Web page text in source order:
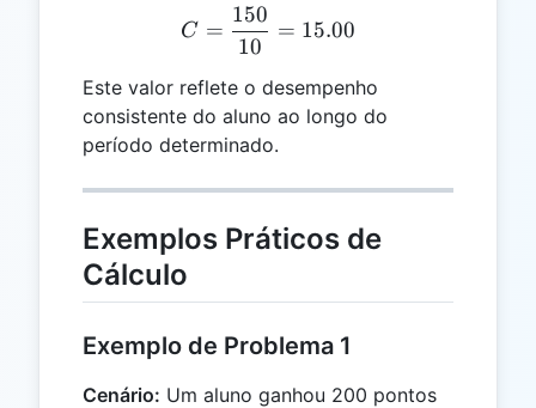
C = \frac{150}{10} =
C =
10
150
= 15.00
Este valor reflete o desempenho
consistente do aluno ao longo do
período determinado.
Exemplos Práticos de
Cálculo
Exemplo de Problema 1
Cenário: Um aluno ganhou 200 pontos